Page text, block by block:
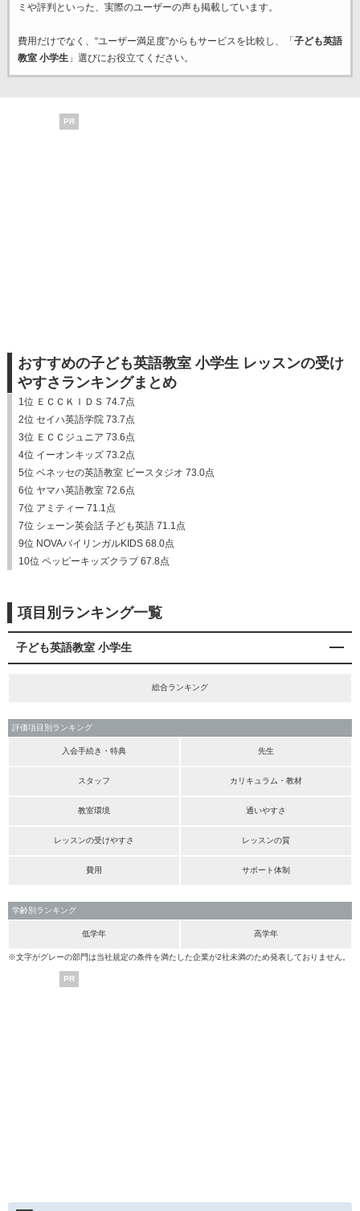
ミや評判といった、実際のユーザーの声も掲載しています。
費用だけでなく、“ユーザー満足度”からもサービスを比較し、「子ども英語
教室 小学生」選びにお役立てください。
PR
おすすめの子ども英語教室 小学生 レッスンの受け
やすさランキングまとめ
1位 ＥＣＣＫＩＤＳ 74.7点
2位 セイハ英語学院 73.7点
3位 ＥＣＣジュニア 73.6点
4位 イーオンキッズ 73.2点
5位 ベネッセの英語教室 ビースタジオ 73.0点
6位 ヤマハ英語教室 72.6点
7位 アミティー 71.1点
7位 シェーン英会話 子ども英語 71.1点
9位 NOVAバイリンガルKIDS 68.0点
10位 ペッピーキッズクラブ 67.8点
項目別ランキング一覧
子ども英語教室 小学生
総合ランキング
評価項目別ランキング
入会手続き・特典 先生
スタッフ カリキュラム・教材
教室環境 通いやすさ
レッスンの受けやすさ レッスンの質
費用 サポート体制
学齢別ランキング
低学年 高学年
※文字がグレーの部門は当社規定の条件を満たした企業が2社未満のため発表しておりません。
PR